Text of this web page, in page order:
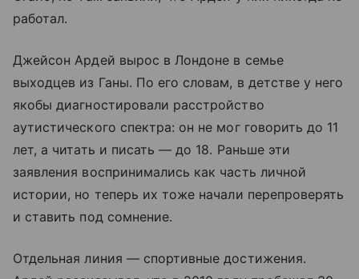
работал.
Джейсон Ардей вырос в Лондоне в семье
выходцев из Ганы. По его словам, в детстве у него
якобы диагностировали расстройство
аутистического спектра: он не мог говорить до 11
лет, а читать и писать — до 18. Раньше эти
заявления воспринимались как часть личной
истории, но теперь их тоже начали перепроверять
и ставить под сомнение.
Отдельная линия — спортивные достижения.